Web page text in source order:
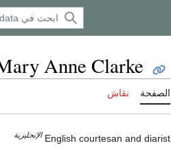
Anne Clarke
الصفحة نقاش
English courtesan and diarist الإنجليزية